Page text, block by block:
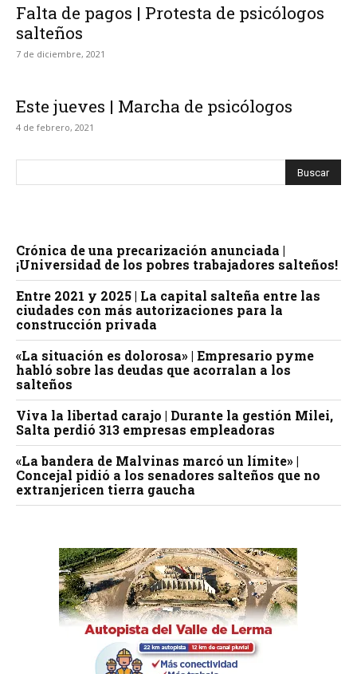
Falta de pagos | Protesta de psicólogos
salteños
7 de diciembre, 2021
Este jueves | Marcha de psicólogos
4 de febrero, 2021
Crónica de una precarización anunciada |
¡Universidad de los pobres trabajadores salteños!
Entre 2021 y 2025 | La capital salteña entre las
ciudades con más autorizaciones para la
construcción privada
«La situación es dolorosa» | Empresario pyme
habló sobre las deudas que acorralan a los
salteños
Viva la libertad carajo | Durante la gestión Milei,
Salta perdió 313 empresas empleadoras
«La bandera de Malvinas marcó un límite» |
Concejal pidió a los senadores salteños que no
extranjericen tierra gaucha